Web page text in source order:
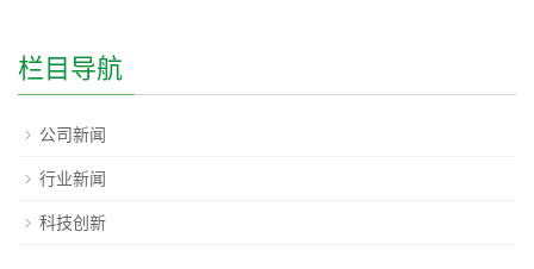
栏目导航
公司新闻
行业新闻
科技创新